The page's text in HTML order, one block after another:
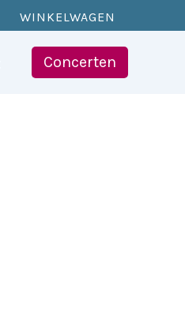
WINKELWAGEN
Concerten